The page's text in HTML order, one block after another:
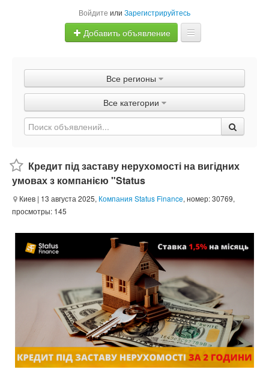
Войдите или Зарегистрируйтесь
Добавить объявление
Объявления
Быстрая продажа
Все регионы
Все категории
Кредит під заставу нерухомості на вигідних
умовах з компанією "Status
Киев | 13 августа 2025, Компания Status Finance, номер: 30769,
просмотры: 145